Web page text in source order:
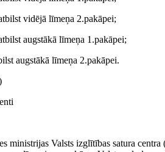
vidējā līmeņa 2.pakāpei;
augstākā līmeņa 1.pakāpei;
augstākā līmeņa 2.pakāpei.
ministrijas Valsts izglītības satura